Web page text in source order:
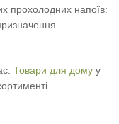
прохолодних напоїв:
Товари для дому у